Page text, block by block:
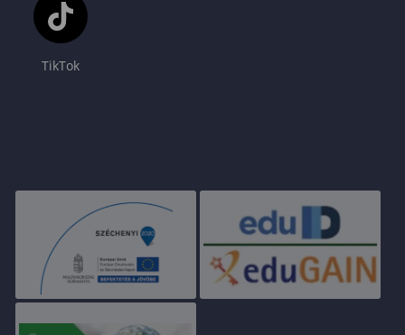
TikTok